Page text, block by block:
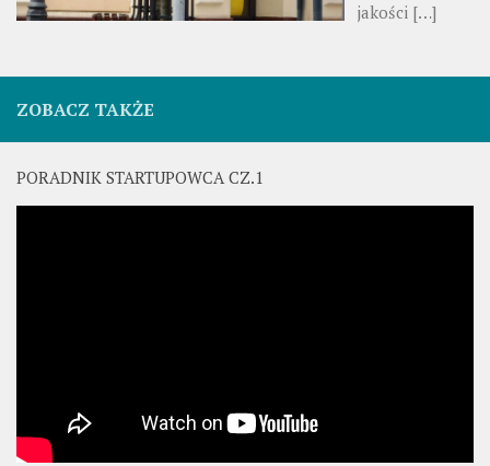
jakości […]
ZOBACZ TAKŻE
PORADNIK STARTUPOWCA CZ.1